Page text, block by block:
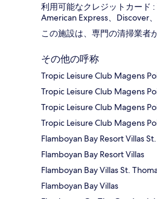
利用可能なクレジットカード :
American Express、Discover
この施設は、専門の清掃業者
その他の呼称
Tropic Leisure Club Magens
Tropic Leisure Club Magens
Tropic Leisure Club Magens
Tropic Leisure Club Magens
Flamboyan Bay Resort Villas
Flamboyan Bay Resort Villas
Flamboyan Bay Villas St.
Flamboyan Bay Villas